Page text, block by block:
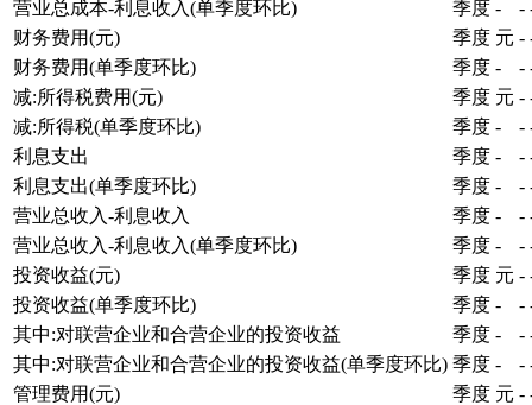
营业总成本-利息收入(单季度环比) 季度 - -
财务费用(元)
季度 元 -
财务费用(单季度环比)
季度 - -
减:所得税费用(元)
季度 元 -
减:所得税(单季度环比)
季度 - -
利息支出
季度 - -
利息支出(单季度环比)
季度 - -
营业总收入-利息收入
季度 - -
营业总收入-利息收入(单季度环比)
季度 - -
投资收益(元)
季度 元 -
投资收益(单季度环比)
季度 - -
其中:对联营企业和合营企业的投资收益
季度 - -
其中:对联营企业和合营企业的投资收益(单季度环比) 季度 - -
管理费用(元)
季度 元 -